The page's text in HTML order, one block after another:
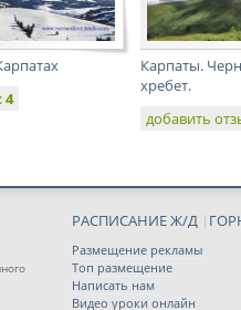
4
Карпаты.
хребет.
добавить
РАСПИСАНИЕ Ж/Д |
Размещение рекламы
Топ размещение
Написать нам
Видео уроки онлайн